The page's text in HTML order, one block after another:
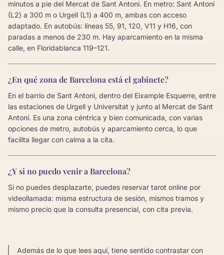
minutos a pie del Mercat de Sant Antoni. En metro: Sant Antoni
(L2) a 300 m o Urgell (L1) a 400 m, ambas con acceso
adaptado. En autobús: líneas 55, 91, 120, V11 y H16, con
paradas a menos de 230 m. Hay aparcamiento en la misma
calle, en Floridablanca 119–121.
¿En qué zona de Barcelona está el gabinete?
En el barrio de Sant Antoni, dentro del Eixample Esquerre, entre
las estaciones de Urgell y Universitat y junto al Mercat de Sant
Antoni. Es una zona céntrica y bien comunicada, con varias
opciones de metro, autobús y aparcamiento cerca, lo que
facilita llegar con calma a la cita.
¿Y si no puedo venir a Barcelona?
Si no puedes desplazarte, puedes reservar tarot online por
videollamada: misma estructura de sesión, mismos tramos y
mismo precio que la consulta presencial, con cita previa.
Además de lo que lees aquí, tiene sentido contrastar con